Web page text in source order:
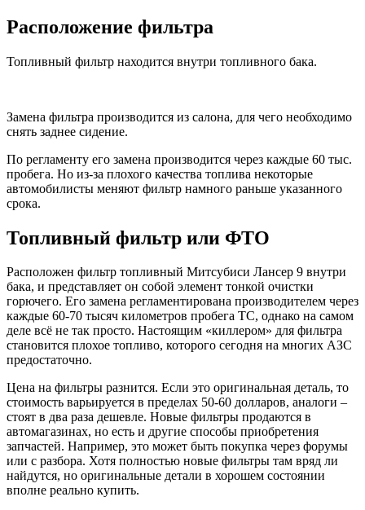
Расположение фильтра
Топливный фильтр находится внутри топливного бака.
Замена фильтра производится из салона, для чего необходимо
снять заднее сидение.
По регламенту его замена производится через каждые 60 тыс.
пробега. Но из-за плохого качества топлива некоторые
автомобилисты меняют фильтр намного раньше указанного
срока.
Топливный фильтр или ФТО
Расположен фильтр топливный Митсубиси Лансер 9 внутри
бака, и представляет он собой элемент тонкой очистки
горючего. Его замена регламентирована производителем через
каждые 60-70 тысяч километров пробега ТС, однако на самом
деле всё не так просто. Настоящим «киллером» для фильтра
становится плохое топливо, которого сегодня на многих АЗС
предостаточно.
Цена на фильтры разнится. Если это оригинальная деталь, то
стоимость варьируется в пределах 50-60 долларов, аналоги –
стоят в два раза дешевле. Новые фильтры продаются в
автомагазинах, но есть и другие способы приобретения
запчастей. Например, это может быть покупка через форумы
или с разбора. Хотя полностью новые фильтры там вряд ли
найдутся, но оригинальные детали в хорошем состоянии
вполне реально купить.